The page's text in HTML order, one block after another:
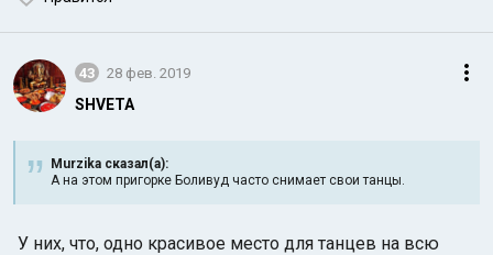
43 28 фев. 2019
SHVETA
Murzika сказал(а):
А на этом пригорке Боливуд часто снимает свои танцы.
У них, что, одно красивое место для танцев на всю